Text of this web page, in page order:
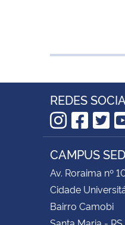
REDES
CAMPUS
Av. Roraima nº
Cidade
Bairro Camobi